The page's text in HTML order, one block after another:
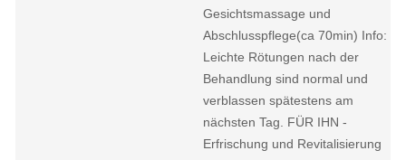
Gesichtsmassage und
Abschlusspflege(ca 70min) Info:
Leichte Rötungen nach der
Behandlung sind normal und
verblassen spätestens am
nächsten Tag. FÜR IHN -
Erfrischung und Revitalisierung